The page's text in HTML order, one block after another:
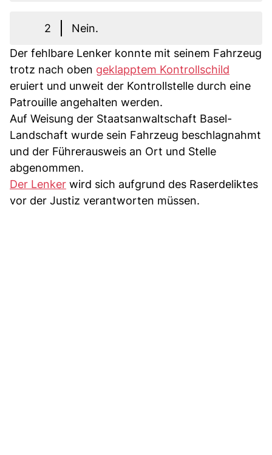
2
Nein.
Der fehlbare Lenker konnte mit seinem Fahrzeug
trotz nach oben geklapptem Kontrollschild
eruiert und unweit der Kontrollstelle durch eine
Patrouille angehalten werden.
Auf Weisung der Staatsanwaltschaft Basel-
Landschaft wurde sein Fahrzeug beschlagnahmt
und der Führerausweis an Ort und Stelle
abgenommen.
Der Lenker wird sich aufgrund des Raserdeliktes
vor der Justiz verantworten müssen.